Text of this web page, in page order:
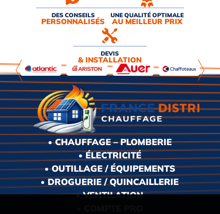
DES CONSEILS
PERSONNALISÉS
UNE QUALITÉ OPTIMALE
AU MEILLEUR PRIX
DEVIS
& INSTALLATION
CHAUFFAGE – PLOMBERIE
ÉLECTRICITÉ
OUTILLAGE / ÉQUIPEMENTS
DROGUERIE / QUINCAILLERIE
VENTILATION